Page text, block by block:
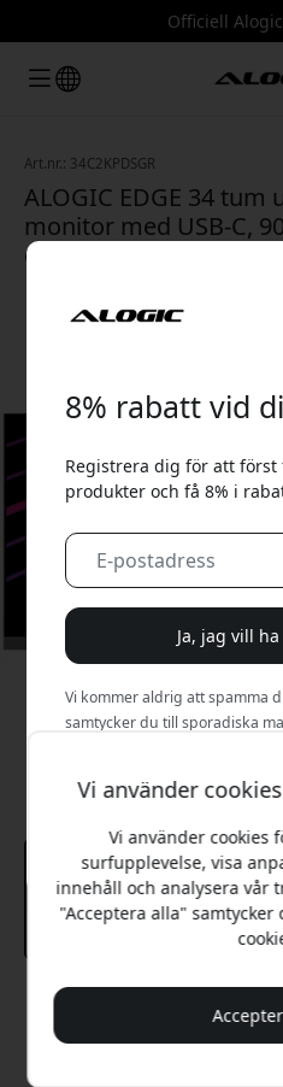
Officiell
Art.nr.: 34C2KPDSGR
ALOGIC EDGE 34 tum
monitor med USB-C,
och 3440x1440-
9
Vi använder
Vi använder cookies
surfupplevelse, visa
innehåll och analysera vår
"Acceptera alla"
8% rabatt vid
Registrera dig för att först
produkter och få 8% i
Ja, jag vill
Vi kommer aldrig att spamma
samtycker du till sporadiska
Nej, jag betalar
🎉 Din